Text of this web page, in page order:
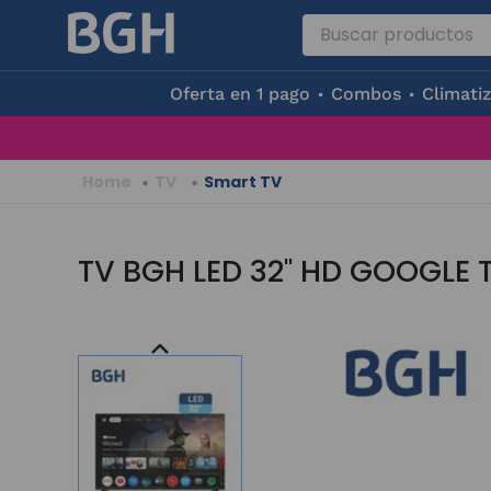
Buscar productos
Oferta en 1 pago Combos
Smart TV
TV BGH LED 32" HD GOOGLE
1. aire
5. tv
caldera